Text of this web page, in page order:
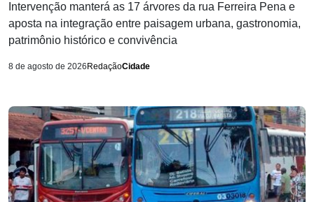
Intervenção manterá as 17 árvores da rua Ferreira Pena e
aposta na integração entre paisagem urbana, gastronomia,
patrimônio histórico e convivência
8 de agosto de 2026 RedaçãoCidade